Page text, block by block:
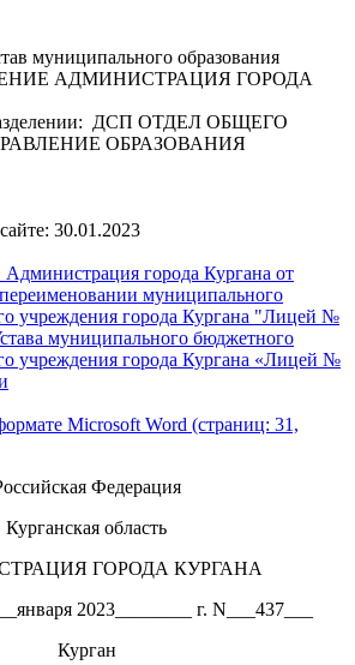
муниципального образования
АДМИНИСТРАЦИЯ ГОРОДА
ДСП ОТДЕЛ ОБЩЕГО
ОБРАЗОВАНИЯ
30.01.2023
города Кургана от
муниципального
учреждения города Кургана "Лицей №
муниципального бюджетного
учреждения города Кургана «Лицей №
Microsoft Word (страниц: 31,
Федерация
Курганская область
ГОРОДА КУРГАНА
2023________ г. N___437___
Курган